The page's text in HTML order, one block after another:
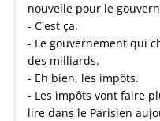
nouvelle pour le
- C'est ça.
- Le gouvernement qui
des milliards.
- Eh bien, les impôts.
- Les impôts vont faire
lire dans le Parisien